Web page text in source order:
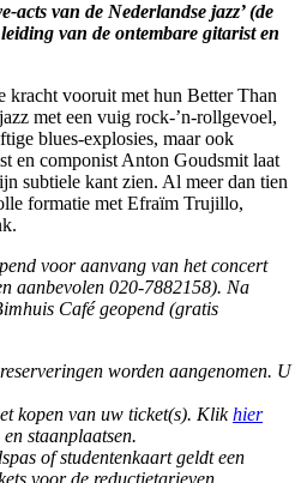
acts van de Nederlandse jazz’ (de
van de ontembare gitarist en
kracht vooruit met hun Better Than
met een vuig rock-’n-rollgevoel,
blues-explosies, maar ook
en componist Anton Goudsmit laat
subtiele kant zien. Al meer dan tien
formatie met Efraïm Trujillo,
voor aanvang van het concert
aanbevolen 020-7882158). Na
Café geopend (gratis
worden aangenomen. U
kopen van uw ticket(s). Klikhier
staanplaatsen.
of studentenkaart geldt een